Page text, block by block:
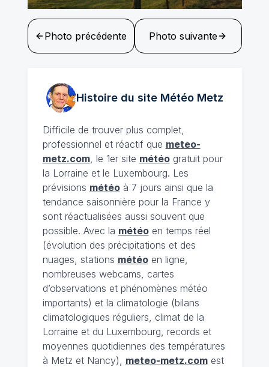
Photo précédente Photo suivante
Histoire du site MétéoMetz
Difficile de trouver plus complet,
professionnel et réactif que meteo-
metz.com, le 1er site météogratuit pour
la Lorraine et le Luxembourg. Les
prévisions météoà 7 jours ainsi que la
tendance saisonnière pour la France y
sont réactualisées aussi souvent que
possible. Avec la météoen temps réel
(évolution des précipitations et des
nuages, stations météoen ligne,
nombreuses webcams, cartes
d’observations et phénomènes météo
importants) et la climatologie (bilans
climatologiques réguliers, climat de la
Lorraine et du Luxembourg, records et
moyennes quotidiennes des températures
à Metz et Nancy), meteo-metz.comest